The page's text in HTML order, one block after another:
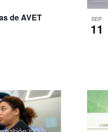
de AVET SEP
11